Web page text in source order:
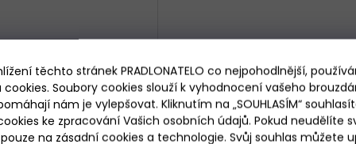
těchto stránek PRADLONATELO co nejpohodlnější,
Soubory cookies slouží k vyhodnocení vašeho
nám je vylepšovat. Kliknutím na „SOUHLASÍM“
ke zpracování Vašich osobních údajů. Pokud neudělíte
na zásadní cookies a technologie. Svůj souhlas můžete
Cornette Classic
001-011/113
Skladem
269 Kč